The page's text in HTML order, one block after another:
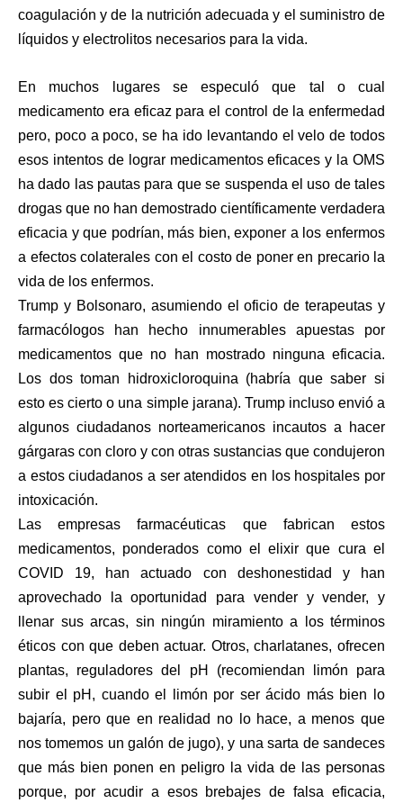
coagulación y de la nutrición adecuada y el suministro de
líquidos y electrolitos necesarios para la vida.
En muchos lugares se especuló que tal o cual
medicamento era eficaz para el control de la enfermedad
pero, poco a poco, se ha ido levantando el velo de todos
esos intentos de lograr medicamentos eficaces y la OMS
ha dado las pautas para que se suspenda el uso de tales
drogas que no han demostrado científicamente verdadera
eficacia y que podrían, más bien, exponer a los enfermos
a efectos colaterales con el costo de poner en precario la
vida de los enfermos.
Trump y Bolsonaro, asumiendo el oficio de terapeutas y
farmacólogos han hecho innumerables apuestas por
medicamentos que no han mostrado ninguna eficacia.
Los dos toman hidroxicloroquina (habría que saber si
esto es cierto o una simple jarana). Trump incluso envió a
algunos ciudadanos norteamericanos incautos a hacer
gárgaras con cloro y con otras sustancias que condujeron
a estos ciudadanos a ser atendidos en los hospitales por
intoxicación.
Las empresas farmacéuticas que fabrican estos
medicamentos, ponderados como el elixir que cura el
COVID 19, han actuado con deshonestidad y han
aprovechado la oportunidad para vender y vender, y
llenar sus arcas, sin ningún miramiento a los términos
éticos con que deben actuar. Otros, charlatanes, ofrecen
plantas, reguladores del pH (recomiendan limón para
subir el pH, cuando el limón por ser ácido más bien lo
bajaría, pero que en realidad no lo hace, a menos que
nos tomemos un galón de jugo), y una sarta de sandeces
que más bien ponen en peligro la vida de las personas
porque, por acudir a esos brebajes de falsa eficacia,